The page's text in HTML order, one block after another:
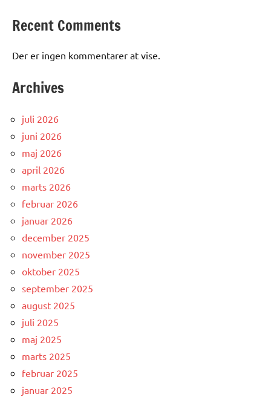
Recent Comments
Der er ingen kommentarer at vise.
Archives
juli 2026
juni 2026
maj 2026
april 2026
marts 2026
februar 2026
januar 2026
december 2025
november 2025
oktober 2025
september 2025
august 2025
juli 2025
maj 2025
marts 2025
februar 2025
januar 2025